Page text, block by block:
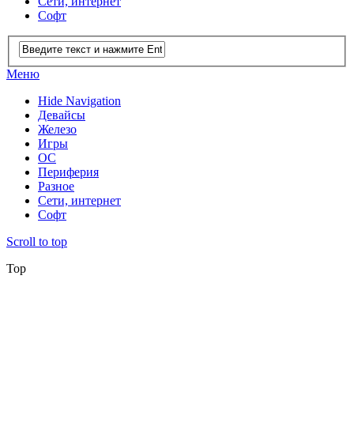
Софт
Меню
Hide Navigation
Девайсы
Железо
Игры
ОС
Периферия
Разное
Сети, интернет
Софт
Scroll to top
Top